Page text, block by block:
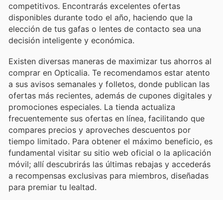
competitivos. Encontrarás excelentes ofertas
disponibles durante todo el año, haciendo que la
elección de tus gafas o lentes de contacto sea una
decisión inteligente y económica.
Existen diversas maneras de maximizar tus ahorros al
comprar en Opticalia. Te recomendamos estar atento
a sus avisos semanales y folletos, donde publican las
ofertas más recientes, además de cupones digitales y
promociones especiales. La tienda actualiza
frecuentemente sus ofertas en línea, facilitando que
compares precios y aproveches descuentos por
tiempo limitado. Para obtener el máximo beneficio, es
fundamental visitar su sitio web oficial o la aplicación
móvil; allí descubrirás las últimas rebajas y accederás
a recompensas exclusivas para miembros, diseñadas
para premiar tu lealtad.